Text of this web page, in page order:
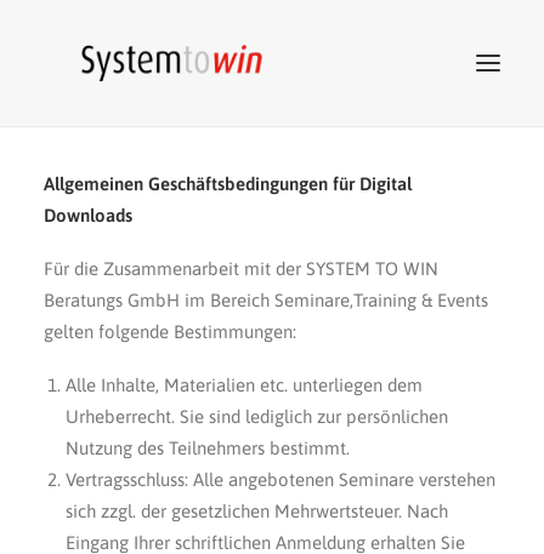
System to win
BeratungSTW
Akademie
Tools
Kontakt
ZUM SHOP
Allgemeinen Geschäftsbedingungen für Digital
Downloads
Für die Zusammenarbeit mit der SYSTEM TO WIN
Beratungs GmbH im Bereich Seminare,Training & Events
gelten folgende Bestimmungen:
Alle Inhalte, Materialien etc. unterliegen dem
Urheberrecht. Sie sind lediglich zur persönlichen
Nutzung des Teilnehmers bestimmt.
Vertragsschluss: Alle angebotenen Seminare verstehen
sich zzgl. der gesetzlichen Mehrwertsteuer. Nach
Eingang Ihrer schriftlichen Anmeldung erhalten Sie